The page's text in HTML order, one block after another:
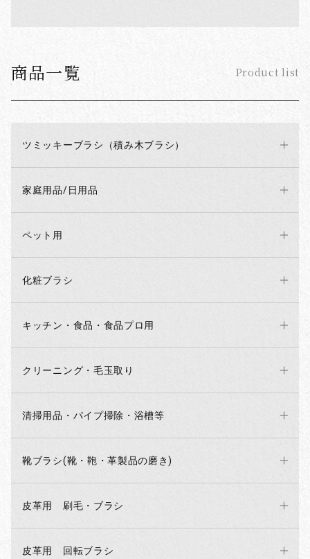
商品一覧 Product list
ツミッキーブラシ（積み木ブラシ）
家庭用品/日用品
ペット用
化粧ブラシ
キッチン・食品・食品プロ用
クリーニング・毛玉取り
清掃用品・パイプ掃除・浴槽等
靴ブラシ(靴・鞄・革製品の磨き)
皮革用 刷毛・ブラシ
皮革用 回転ブラシ
最近弊社の社名を使用してインスタ等に商品の動画等の掲載を高
ださい。
2026/04/09
5月2,3.4.5.6日は本社がお休みになります。
休み明けの発送は順次行いますが、遅れる恐れがございます。
また、4月30日午前中までにいただいた
・お振込みいただいたご注文分につきましては1日中に発送しま
（1日午後にいただいたご注文は休み明けの発送になります。）
よろしくお願い致します。
棚卸し休業のお知らせ
棚卸の為、下記日程で直営店・ネット販売（発送業務）を一時休
ご迷惑をおかけします、よろしくお願い致します。
鎌倉若宮大路店：3月24日（14時から通常営業予定）